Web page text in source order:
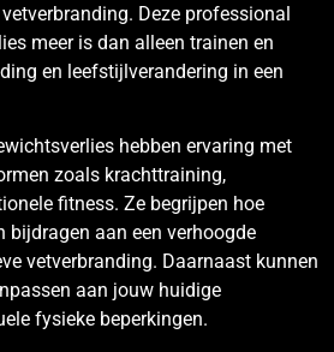
Deze professional
meer is dan alleen trainen en
en leefstijlverandering in een
hebben ervaring met
zoals krachttraining,
fitness. Ze begrijpen hoe
bijdragen aan een verhoogde
vetverbranding. Daarnaast kunnen
aan jouw huidige
fysieke beperkingen.